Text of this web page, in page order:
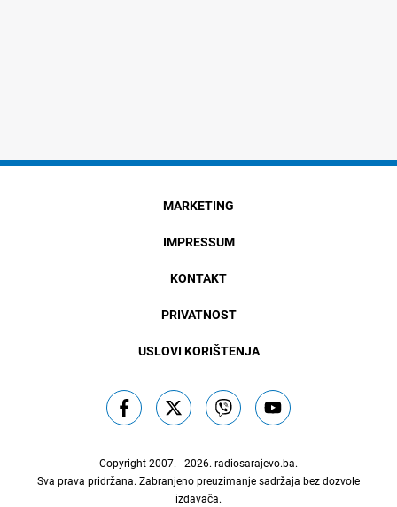
MARKETING
IMPRESSUM
KONTAKT
PRIVATNOST
USLOVI KORIŠTENJA
Copyright 2007. - 2026. radiosarajevo.ba.
Sva prava pridržana. Zabranjeno preuzimanje sadržaja bez dozvole
izdavača.